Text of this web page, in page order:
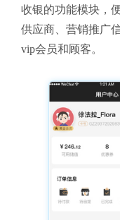
收银的功能模块，
供应商、营销推广
vip会员和顾客。